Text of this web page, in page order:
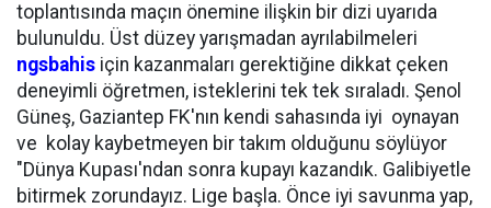
toplantısında maçın önemine ilişkin bir dizi uyarıda
bulunuldu. Üst düzey yarışmadan ayrılabilmeleri
ngsbahis için kazanmaları gerektiğine dikkat çeken
deneyimli öğretmen, isteklerini tek tek sıraladı. Şenol
Güneş, Gaziantep FK'nın kendi sahasında iyi oynayan
ve kolay kaybetmeyen bir takım olduğunu söylüyor
"Dünya Kupası'ndan sonra kupayı kazandık. Galibiyetle
bitirmek zorundayız. Lige başla. Önce iyi savunma yap,